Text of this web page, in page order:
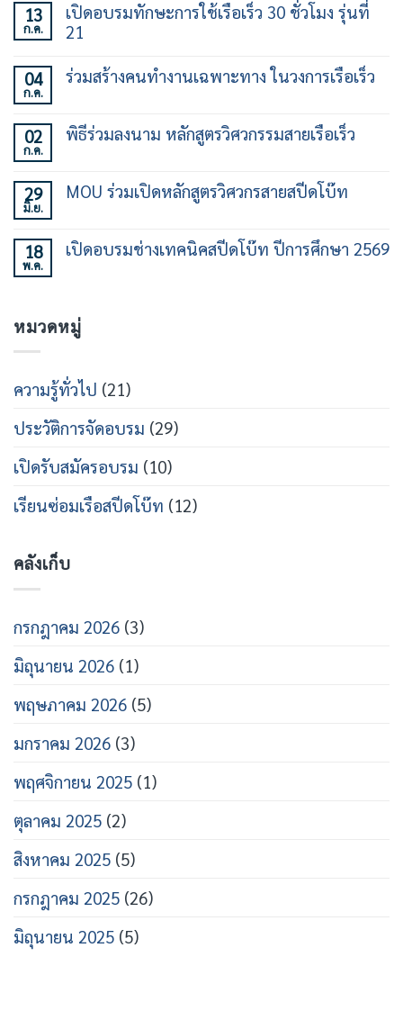
13
ก.ค.
เปิดอบรมทักษะการใช้เรือเร็ว 30 ชั่วโมง รุ่นที่
21
ความ
เห็น
อบรม
ทักษะ
เร็ว
30
ที่
21
04
ก.ค.
ร่วมสร้างคนทำงานเฉพาะทาง ในวงการเรือเร็ว
เห็น
บน
ทำงาน
วงการ
เรือ
02
ก.ค.
พิธีร่วมลงนาม หลักสูตรวิศวกรรมสายเรือเร็ว
เห็น
บน
นาม
เร็ว
29
มิ.ย.
MOU ร่วมเปิดหลักสูตรวิศวกรสายสปีดโบ๊ท
เห็น
บน
วิศว
กร
ปีด
โบ๊ท
18
พ.ค.
เปิดอบรมช่างเทคนิคสปีดโบ๊ท ปีการศึกษา 2569
เปิด
อบรม
คนิคส
ปีด
การ
2569
หมวดหมู่
ความรู้ทั่วไป (21)
ประวัติการจัดอบรม (29)
เปิดรับสมัครอบรม (10)
เรียนซ่อมเรือสปีดโบ๊ท (12)
คลังเก็บ
กรกฎาคม 2026 (3)
มิถุนายน 2026 (1)
พฤษภาคม 2026 (5)
มกราคม 2026 (3)
พฤศจิกายน 2025 (1)
ตุลาคม 2025 (2)
สิงหาคม 2025 (5)
กรกฎาคม 2025 (26)
มิถุนายน 2025 (5)